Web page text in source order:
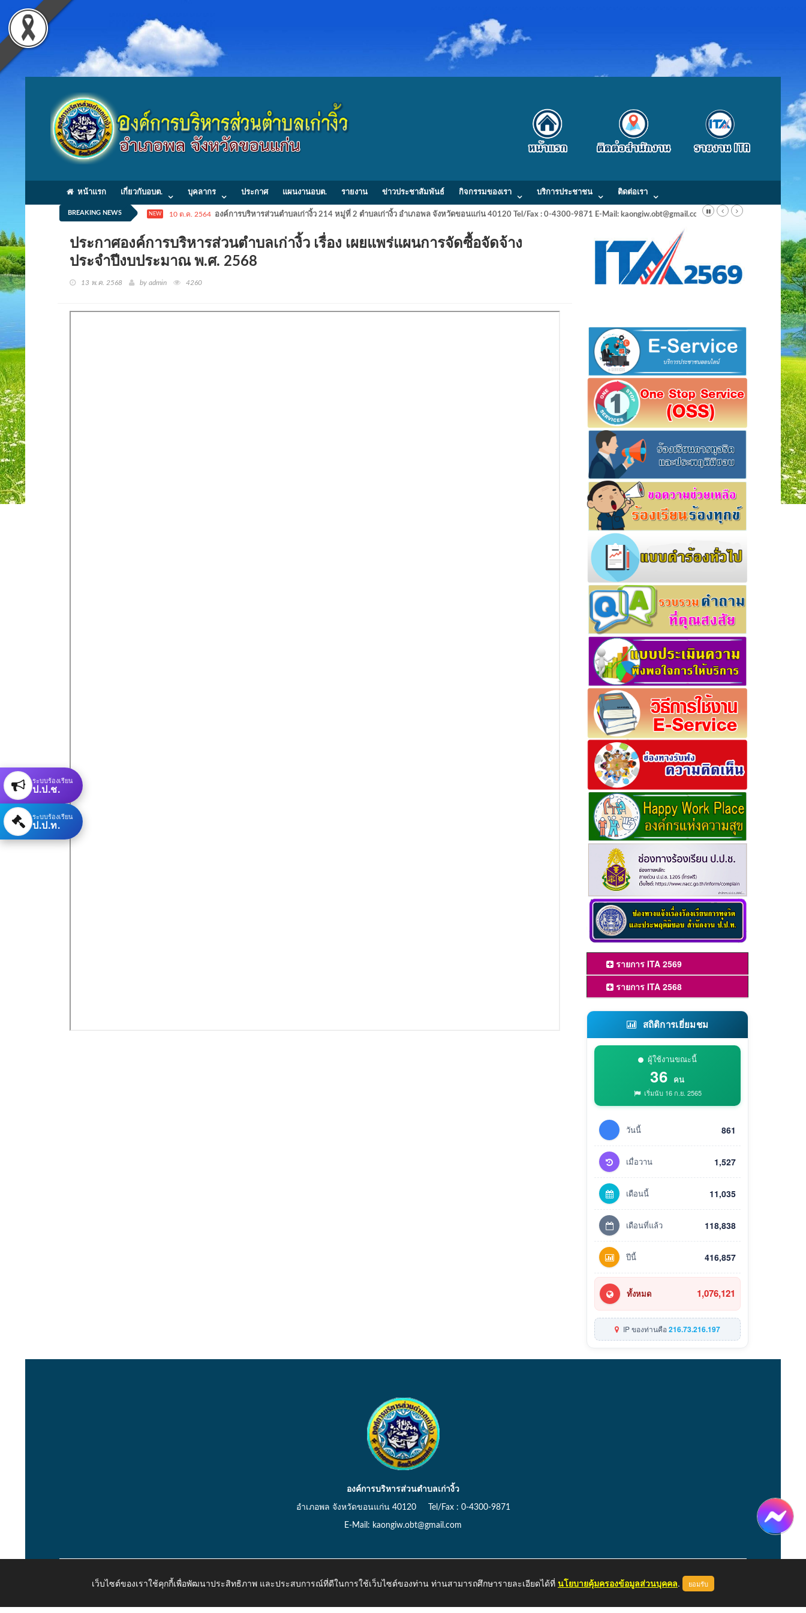
หน้าแรก เกี่ยวกับอบต. บุคลากร ประกาศ แผนงานอบต. รายงาน ข่าวประชาสัมพันธ์ กิจกรรมของเรา บริการประชาชน ติดต่อเรา
BREAKING NEWS NEW 10 ต.ค. 2564 องค์การบริหารส่วนตำบลเก่างิ้ว 214 หมู่ที่ 2 ตำบลเก่างิ้ว อำเภอพล จังหวัดขอนแก่น 40120 Tel/Fax : 0-4300-9871 E-Mail: kaongiw.obt@gmail.com
ประกาศองค์การบริหารส่วนตำบลเก่างิ้ว เรื่อง เผยแพร่แผนการจัดซื้อจัดจ้าง
ประจำปีงบประมาณ พ.ศ. 2568
13 พ.ค. 2568 by admin 4260
รายการ ITA 2569
รายการ ITA 2568
สถิติการเยี่ยมชม
ผู้ใช้งานขณะนี้
36 คน
เริ่มนับ 16 ก.ย. 2565
วันนี้ 861
เมื่อวาน 1,527
เดือนนี้ 11,035
เดือนที่แล้ว 118,838
ปีนี้ 416,857
ทั้งหมด 1,076,121
IP ของท่านคือ216.73.216.197
ระบบร้องเรียน
ป.ป.ช.
ระบบร้องเรียน
ป.ป.ท.
องค์การบริหารส่วนตำบลเก่างิ้ว
อำเภอพล จังหวัดขอนแก่น 40120 Tel/Fax : 0-4300-9871
E-Mail: kaongiw.obt@gmail.com
Copyright © 2026 All Right Resive http://www.kaongiw.go.th หน้าแรก ผู้ดูแลระบบ
เว็บไซต์ของเราใช้คุกกี้เพื่อพัฒนาประสิทธิภาพ และประสบการณ์ที่ดีในการใช้เว็บไซต์ของท่าน ท่านสามารถศึกษารายละเอียดได้ที่ นโยบายคุ้มครองข้อมูลส่วนบุคคล. ยอมรับ